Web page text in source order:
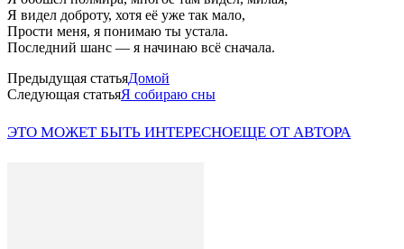
Я видел доброту, хотя её уже так мало,
Прости меня, я понимаю ты устала.
Последний шанс — я начинаю всё сначала.
Предыдущая статьяДомой
Следующая статьяЯ собираю сны
ЭТО МОЖЕТ БЫТЬ ИНТЕРЕСНОЕЩЕ ОТ АВТОРА